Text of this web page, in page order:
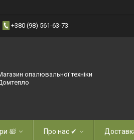
+380 (98) 561-63-73
опалювальної техніки
🛀 Про нас ✔